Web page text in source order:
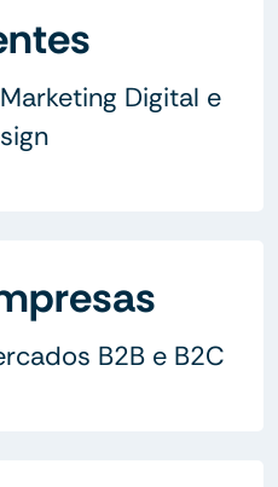
Digital e
B2B e B2C